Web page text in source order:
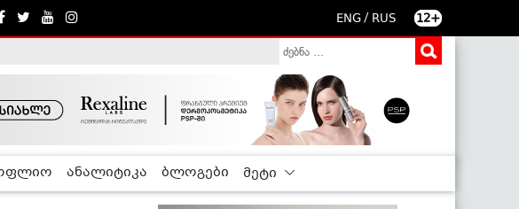
ENG / RUS 12+
ანალიტიკა ბლოგები მეტი